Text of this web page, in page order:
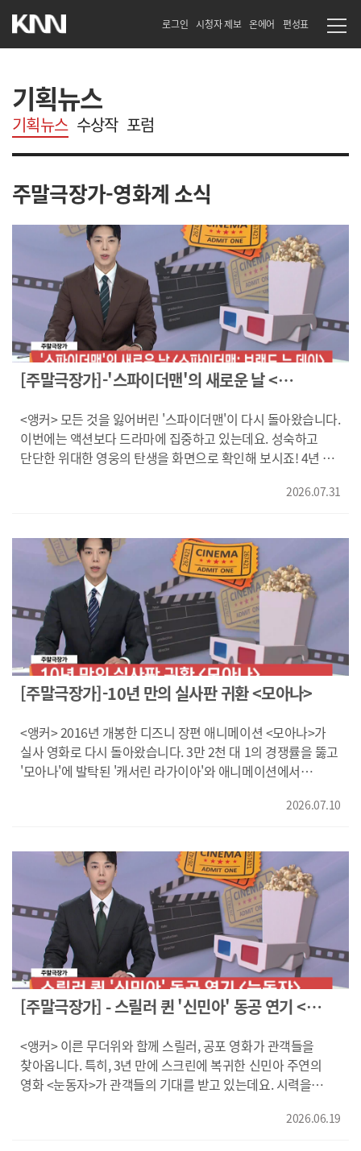
로그인 시청자 제보 온에어 편성표
기획뉴스
기획뉴스 수상작 포럼
주말극장가-영화계 소식
[주말극장가]-'스파이더맨'의 새로운 날 <
<앵커> 모든 것을 잃어버린 '스파이더맨'이 다시 돌아왔습니다.
이번에는 액션보다 드라마에 집중하고 있는데요. 성숙하고
단단한 위대한 영웅의 탄생을 화면으로 확인해 보시죠! 4년 전
사로잡히는데요. "뭐야?/배너 박사님?/DNA 변이 억제법을
찾아내셨죠?/내가 이걸 안 차고 있으면/도망쳐/나쁜 건 없애고
좋은 것만 남길 수 있나요?/뭐가 좋고 나쁜 건지 어떻게
판단하지?/죄송해요!/ 내 수업 듣는 학생 아니지?" 예상치 못한
DNA 변이로 인해 통제할 수 없는 힘에 사로잡히고 '피터'의
진짜 정체를 알고 있는 적까지 마주하게 됩니다. 다른 사람의
의식을 조종하는 정체불명의 존재로 인해 모두가 '피터'를
노리는 적이 될 수 있는 혼란 속에서 다시 위험에 빠진 'MJ'와
모두를 지키기 위해 '피터'는 '스파이더맨'으로 그들 앞에 서게
거예요?/네가 너인 걸 사랑하는 거야/뭔가 할 거면 빨리해 봐!/
그걸 절대 잊지 말렴/네가 아무리 강한 힘을 손에 넣는다 해도/
보고 싶어요, 큰엄마" "'스파이더맨'의 새로운 날을 확인하라!"
저를 잘 보살피고 잘 놀아줬습니다/부모님이 연구자이다 보니/
다정하고 촉망받던 누나에게 조현병 증상이 나타났습니다.
부모님은 그녀를 병원에 데려가는 대신 현관문에 자물쇠를
채우는 것을 택하는데요. "그 의사 말이 100% 정상이래/20년
동안 똑같은 걸 되풀이하고 있잖아/아무것도 나아진 게 없어/
이건 누나만의 문제가 아니라 아버지와 어머니의 문제예요/
그건 아빠한테 죽으라는 얘기네" 그렇게 닫힌 문 안에서,
가족은 20여 년간 서로에게 침묵했습니다. 더는 외면할 수
없었던 남동생은 카메라를 들고 그 침묵 속으로 들어가는데요.
누나에게, 부모에게, 그리고 자기 자신에게 묻기 위해. 그리고,
끝내 우리에게 묻습니다. “어떻게 해야 했을까?" 20년간
기록된, 사적인 가족의 초상 다큐멘터리 영화 <어떻게 해야
했을까?>였습니다. ---- 과자와 인간이 사이좋게 지내는
'스위츠랜드'의 슈퍼스타 '드림 애니멀즈'. 천상의 목소리
'페가수스'가 합류한 '드림 애니멀즈'는 월드 투어를 성황리에
2026.07.31
[주말극장가]-10년 만의 실사판 귀환 <모아나>
<앵커> 2016년 개봉한 디즈니 장편 애니메이션 <모아나>가
실사 영화로 다시 돌아왔습니다. 3만 2천 대 1의 경쟁률을 뚫고
'모아나'에 발탁된 '캐서린 라가이아'와 애니메이션에서
만나보시죠! ---- "섬에 사는 한 소녀가 있어/남들보다
뛰어나고/바다와 마을 사람들을 사랑했지/언제나 가족의
자랑이었네/모아나, 들어보렴/네가 누군지 아니?/그 이야기가
사실이었다니/이야기는 막 시작됐단다" 끝없는 바다 너머
새로운 세상을 꿈꾸던 모투누이 섬의 소녀 모아나. 어느 날,
모투누이에 깊은 어둠이 드리우고, 모아나는 저주에 빠진 섬을
구하기 위해 전설의 영웅 마우이를 찾아, 그와 함께 운명을 건
항해에 나섭니다. "잘 들어 공주님 진짜 할 생각이면/
위험천만한 바다를 건너야 돼/난 공주가 아니야/족장의
세상을 구하러 가자/나만 믿어/치후!" 눈부신 파도, 거대한
모험, 운명을 바꿀 항해! 영화 <모아나>였습니다. ------- 미소나
카운티의 작은 마을. 거대한 곰이 나타나 사람들을 사냥하기
넘치는 다국적 기업이거든/당신이 프로젝트 때문에 많이 바쁜
2026.07.10
[주말극장가] - 스릴러 퀸 '신민아' 동공 연기 <
<앵커> 이른 무더위와 함께 스릴러, 공포 영화가 관객들을
찾아옵니다. 특히, 3년 만에 스크린에 복귀한 신민아 주연의
영화 <눈동자>가 관객들의 기대를 받고 있는데요. 시력을
2026.06.19